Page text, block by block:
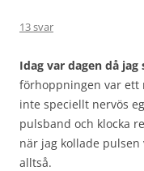
13 svar
Idag var dagen då
förhoppningen var ett
inte speciellt nervös
pulsband och klocka
när jag kollade
alltså.